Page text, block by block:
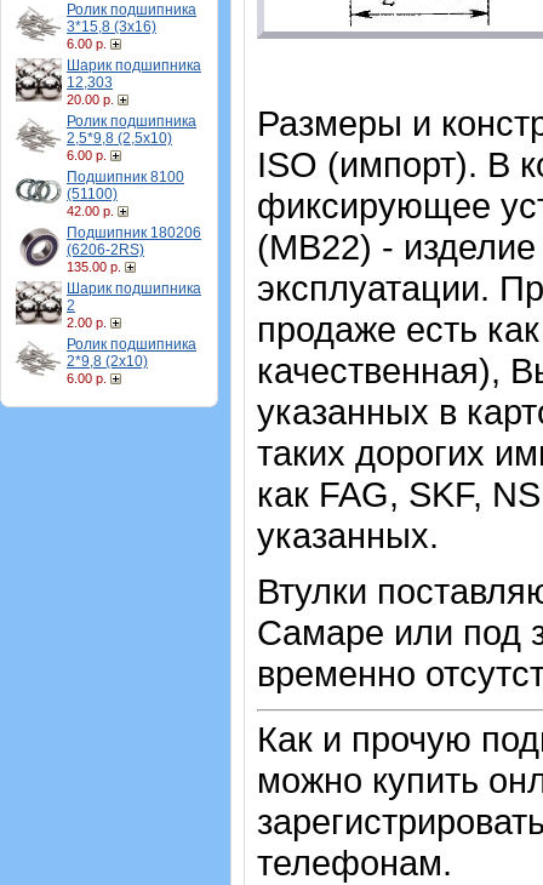
Ролик подшипника
3*15,8 (3х16)
6.00 р.
Шарик подшипника
12,303
20.00 р.
Ролик подшипника
2,5*9,8 (2,5х10)
6.00 р.
Подшипник 8100
(51100)
42.00 р.
Подшипник 180206
(6206-2RS)
135.00 р.
Шарик подшипника
2
2.00 р.
Ролик подшипника
2*9,8 (2х10)
6.00 р.
Размеры и
ISO (импорт). В
фиксирующее
(MB22) - изделие
эксплуатации.
продаже есть
качественная),
указанных в
таких дорогих
как FAG, SKF,
указанных.
Втулки
Самаре или под
временно
Как и прочую
можно купить
телефонам.